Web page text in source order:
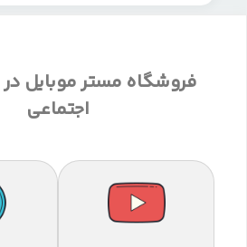
فروشگاه مستر موبایل
اجتماعی